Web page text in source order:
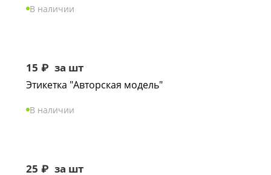
В наличии
15 ₽ за шт
Этикетка "Авторская модель"
В наличии
25 ₽ за шт